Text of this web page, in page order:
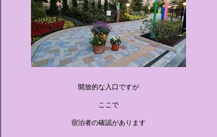
開放的な入口ですが
ここで
宿泊者の確認があります